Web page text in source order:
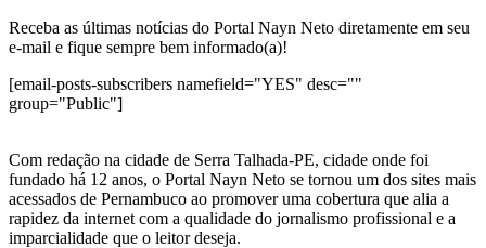
Receba as últimas notícias do Portal Nayn Neto diretamente em seu
e-mail e fique sempre bem informado(a)!
[email-posts-subscribers namefield="YES" desc=""
group="Public"]
Com redação na cidade de Serra Talhada-PE, cidade onde foi
fundado há 12 anos, o Portal Nayn Neto se tornou um dos sites mais
acessados de Pernambuco ao promover uma cobertura que alia a
rapidez da internet com a qualidade do jornalismo profissional e a
imparcialidade que o leitor deseja.